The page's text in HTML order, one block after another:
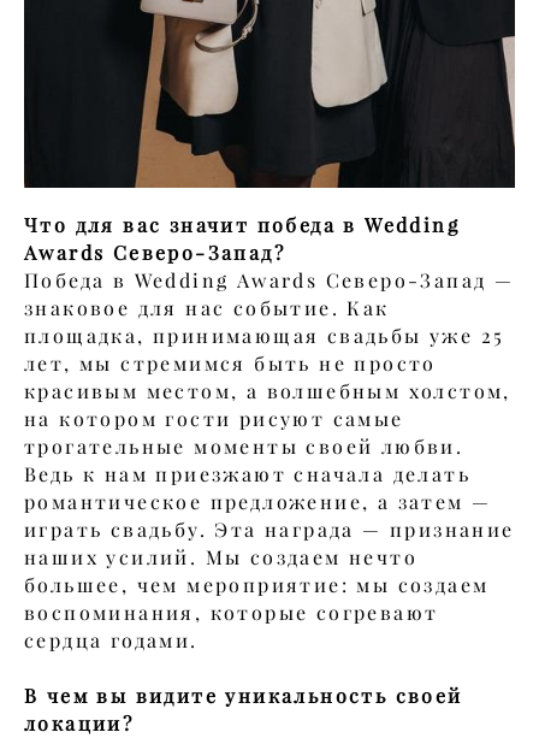
Что для вас значит победа в Wedding
Awards Северо-Запад?
Победа в Wedding Awards Северо-Запад —
знаковое для нас событие. Как
площадка, принимающая свадьбы уже 25
лет, мы стремимся быть не просто
красивым местом, а волшебным холстом,
на котором гости рисуют самые
трогательные моменты своей любви.
Ведь к нам приезжают сначала делать
романтическое предложение, а затем —
играть свадьбу. Эта награда — признание
наших усилий. Мы создаем нечто
большее, чем мероприятие: мы создаем
воспоминания, которые согревают
сердца годами.
В чем вы видите уникальность своей
локации?